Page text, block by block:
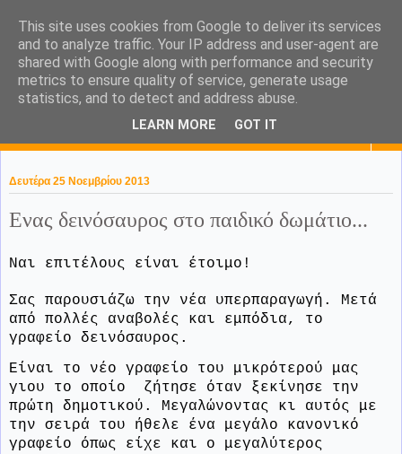
KaPa. Me without you...tea
without a biscuit!
Δευτέρα 25 Νοεμβρίου 2013
Ενας δεινόσαυρος στο παιδικό δωμάτιο...
Ναι επιτέλους είναι έτοιμο!
Σας παρουσιάζω την νέα υπερπαραγωγή. Μετά
από πολλές αναβολές και εμπόδια, το
γραφείο δεινόσαυρος.
Είναι το νέο γραφείο του μικρότερού μας
γιου το οποίο ζήτησε όταν ξεκίνησε την
πρώτη δημοτικού. Μεγαλώνοντας κι αυτός με
την σειρά του ήθελε ένα μεγάλο κανονικό
γραφείο όπως είχε και ο μεγαλύτερος
This site uses cookies from Google to deliver its services
and to analyze traffic. Your IP address and user-agent are
shared with Google along with performance and security
metrics to ensure quality of service, generate usage
statistics, and to detect and address abuse.
LEARN MORE GOT IT